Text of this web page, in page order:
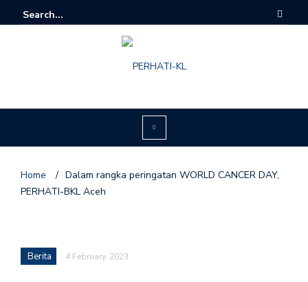
Home / Dalam rangka peringatan WORLD CANCER DAY,
PERHATI-BKL Aceh
Berita 4 February, 2023